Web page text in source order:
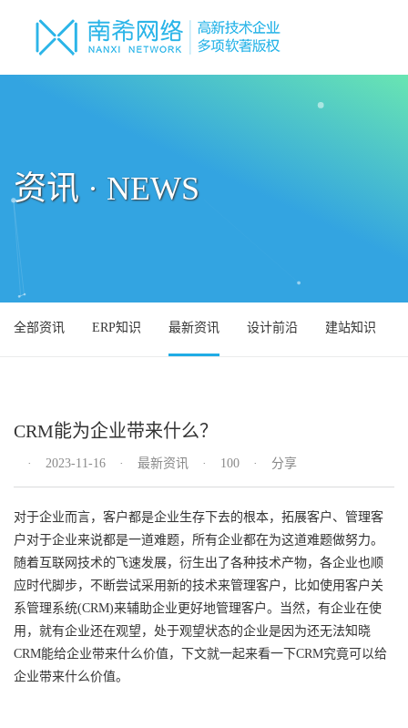
资讯 · NEWS
全部资讯 ERP知识 最新资讯 设计前沿 建站知识
CRM能为企业带来什么？
2023-11-16 最新资讯 100 分享
对于企业而言，客户都是企业生存下去的根本，拓展客户、管理客
户对于企业来说都是一道难题，所有企业都在为这道难题做努力。
随着互联网技术的飞速发展，衍生出了各种技术产物，各企业也顺
应时代脚步，不断尝试采用新的技术来管理客户，比如使用客户关
系管理系统(CRM)来辅助企业更好地管理客户。当然，有企业在使
用，就有企业还在观望，处于观望状态的企业是因为还无法知晓
CRM能给企业带来什么价值，下文就一起来看一下CRM究竟可以给
企业带来什么价值。